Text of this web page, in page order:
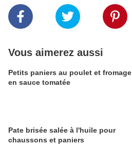
Vous aimerez aussi
Petits paniers au poulet et fromage
en sauce tomatée
Pate brisée salée à l'huile pour
chaussons et paniers